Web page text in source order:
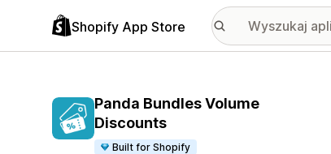
Shopify App Store
Panda Bundles Volume
Discounts
Built for Shopify